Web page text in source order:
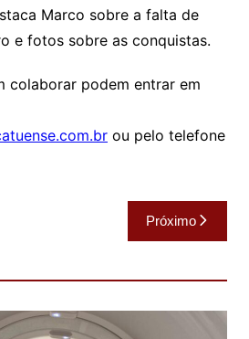
Marco sobre a falta de
e fotos sobre as conquistas.
colaborar podem entrar em
ou pelo telefone
Próximo